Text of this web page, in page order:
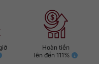
Hoàn tiền
lên đến 111%